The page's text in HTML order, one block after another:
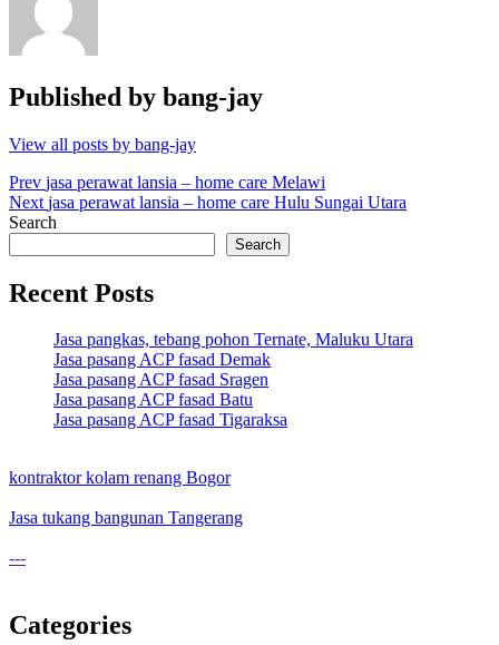
Published by bang-jay
View all posts by bang-jay
Post
navigation
Prev jasa perawat lansia – home care Melawi
Next jasa perawat lansia – home care Hulu Sungai Utara
Search
Search
Recent Posts
Jasa pangkas, tebang pohon Ternate, Maluku Utara
Jasa pasang ACP fasad Demak
Jasa pasang ACP fasad Sragen
Jasa pasang ACP fasad Batu
Jasa pasang ACP fasad Tigaraksa
kontraktor kolam renang Bogor
Jasa tukang bangunan Tangerang
---
Categories